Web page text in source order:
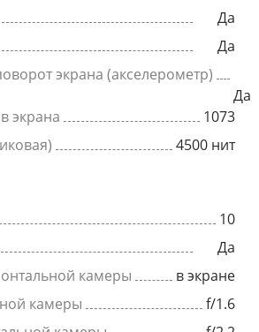
Да
Да
экрана (акселерометр)
Да
экрана
1073
4500 нит
10
Да
камеры
в экране
камеры
f/1.6